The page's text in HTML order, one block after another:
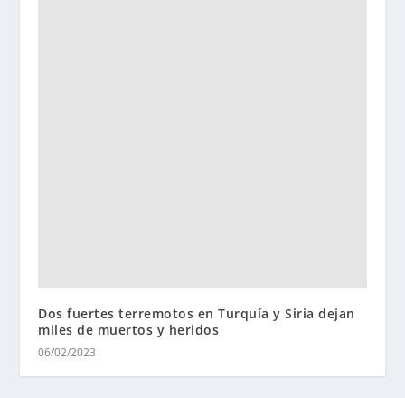
Dos fuertes terremotos en Turquía y Siria dejan
miles de muertos y heridos
06/02/2023